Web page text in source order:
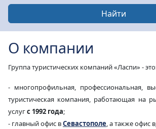
Найти
О компании
Группа туристических компаний «Ласпи» -
- многопрофильная, профессиональная,
туристическая компания, работающая на
услугс 1992 года;
- главный офис вСевастополе, а также офис в